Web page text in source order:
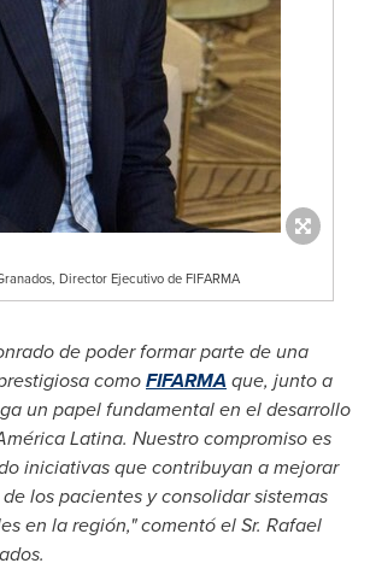
Director Ejecutivo de FIFARMA
de poder formar parte de una
comoFIFARMA que, junto a
un papel fundamental en el desarrollo
Latina. Nuestro compromiso es
iniciativas que contribuyan a mejorar
los pacientes y consolidar sistemas
en la región," comentó el Sr. Rafael